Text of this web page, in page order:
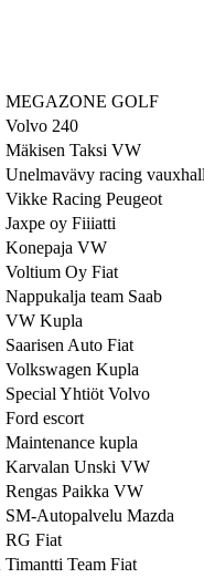
MEGAZONE GOLF
Volvo 240
Mäkisen Taksi VW
Unelmavävy racing
Vikke Racing Peugeot
Jaxpe oy Fiiiatti
Konepaja VW
Voltium Oy Fiat
Nappukalja team Saab
VW Kupla
Saarisen Auto Fiat
Volkswagen Kupla
Special Yhtiöt Volvo
Ford escort
Maintenance kupla
Karvalan Unski VW
Rengas Paikka VW
SM-Autopalvelu Mazda
RG Fiat
Timantti Team Fiat